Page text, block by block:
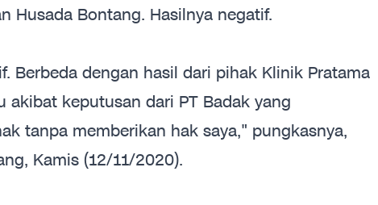
Husada Bontang. Hasilnya negatif.
Berbeda dengan hasil dari pihak Klinik Pratama
akibat keputusan dari PT Badak yang
tanpa memberikan hak saya," pungkasnya,
Kamis (12/11/2020).